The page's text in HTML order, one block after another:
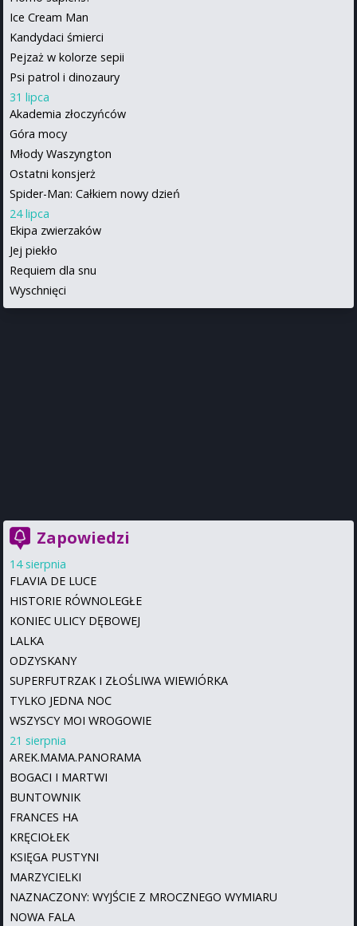
Ice Cream Man
Kandydaci śmierci
Pejzaż w kolorze sepii
Psi patrol i dinozaury
31 lipca
Akademia złoczyńców
Góra mocy
Młody Waszyngton
Ostatni konsjerż
Spider-Man: Całkiem nowy dzień
24 lipca
Ekipa zwierzaków
Jej piekło
Requiem dla snu
Wyschnięci
Zapowiedzi
14 sierpnia
FLAVIA DE LUCE
HISTORIE RÓWNOLEGŁE
KONIEC ULICY DĘBOWEJ
LALKA
ODZYSKANY
SUPERFUTRZAK I ZŁOŚLIWA WIEWIÓRKA
TYLKO JEDNA NOC
WSZYSCY MOI WROGOWIE
21 sierpnia
AREK.MAMA.PANORAMA
BOGACI I MARTWI
BUNTOWNIK
FRANCES HA
KRĘCIOŁEK
KSIĘGA PUSTYNI
MARZYCIELKI
NAZNACZONY: WYJŚCIE Z MROCZNEGO WYMIARU
NOWA FALA